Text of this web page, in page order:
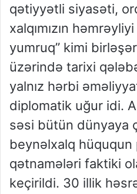
qətiyyətli siyasəti,
xalqımızın
yumruq” kimi
üzərində tarixi
yalnız hərbi
diplomatik uğur idi.
səsi bütün dünyaya
beynəlxalq
qətnamələri faktiki
keçirildi. 30 illik